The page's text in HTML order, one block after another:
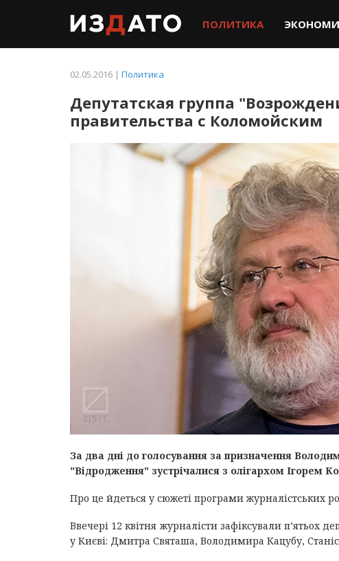
ПОЛИТИКА
02.05.2016 | Политика
Депутатская группа
правительства с Коломойским
За два дні до голосування за призначення
"Відродження" зустрічалися з олігархом Ігорем
Про це йдеться у сюжеті програми журналістських
Ввечері 12 квітня журналісти зафіксували п’ятьох
у Києві: Дмитра Святаша, Володимира Кацубу,